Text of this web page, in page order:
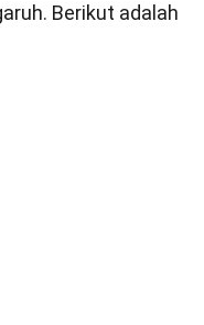
Berikut adalah